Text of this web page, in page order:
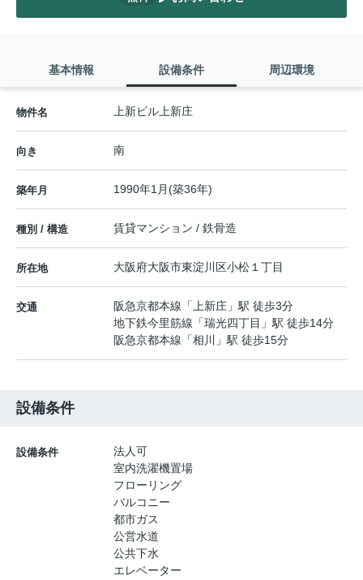
基本情報 設備条件 周辺環境
物件名 上新ビル上新庄
向き 南
築年月 1990年1月(築36年)
種別 / 構造 賃貸マンション / 鉄骨造
所在地 大阪府大阪市東淀川区小松１丁目
交通 阪急京都本線 「上新庄 」駅 徒歩3分
地下鉄今里筋線 「瑞光四丁目 」駅 徒歩14分
阪急京都本線 「相川 」駅 徒歩15分
設備条件
設備条件
法人可
室内洗濯機置場
フローリング
バルコニー
都市ガス
公営水道
公共下水
エレベーター